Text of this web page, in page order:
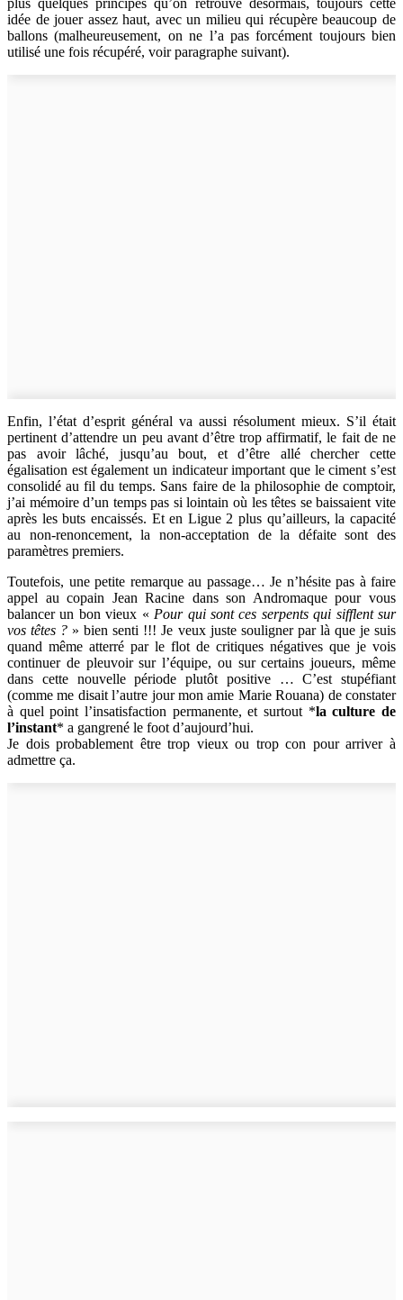
idée de jouer assez haut, avec un milieu qui récupère beaucoup de
ballons (malheureusement, on ne l’a pas forcément toujours bien
utilisé une fois récupéré, voir paragraphe suivant).
Enfin, l’état d’esprit général va aussi résolument mieux. S’il était
pertinent d’attendre un peu avant d’être trop affirmatif, le fait de ne
pas avoir lâché, jusqu’au bout, et d’être allé chercher cette
égalisation est également un indicateur important que le ciment s’est
consolidé au fil du temps. Sans faire de la philosophie de comptoir,
j’ai mémoire d’un temps pas si lointain où les têtes se baissaient vite
après les buts encaissés. Et en Ligue 2 plus qu’ailleurs, la capacité
au non-renoncement, la non-acceptation de la défaite sont des
paramètres premiers.
Toutefois, une petite remarque au passage… Je n’hésite pas à faire
appel au copain Jean Racine dans son Andromaque pour vous
balancer un bon vieux « Pour qui sont ces serpents qui sifflent sur
vos têtes ? » bien senti !!! Je veux juste souligner par là que je suis
quand même atterré par le flot de critiques négatives que je vois
continuer de pleuvoir sur l’équipe, ou sur certains joueurs, même
dans cette nouvelle période plutôt positive … C’est stupéfiant
(comme me disait l’autre jour mon amie Marie Rouana) de constater
à quel point l’insatisfaction permanente, et surtout *la culture de
l’instant* a gangrené le foot d’aujourd’hui.
Je dois probablement être trop vieux ou trop con pour arriver à
admettre ça.